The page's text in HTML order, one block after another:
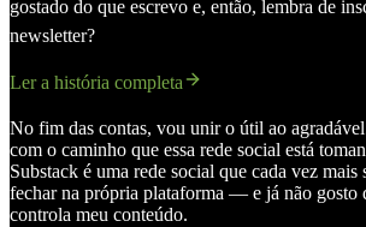
gostado do que escrevo e, então, lembra de
newsletter?
Ler a história completa
No fim das contas, vou unir o útil ao
com o caminho que essa rede social está
Substack é uma rede social que cada vez mais
fechar na própria plataforma — e já não gosto
controla meu conteúdo.